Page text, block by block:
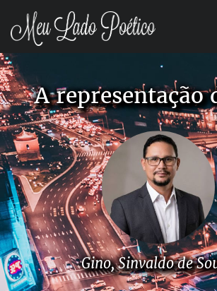
REGISTRO
POETAS
BLOG
COMUNIDADE
A representação
Gino, Sinvaldo de